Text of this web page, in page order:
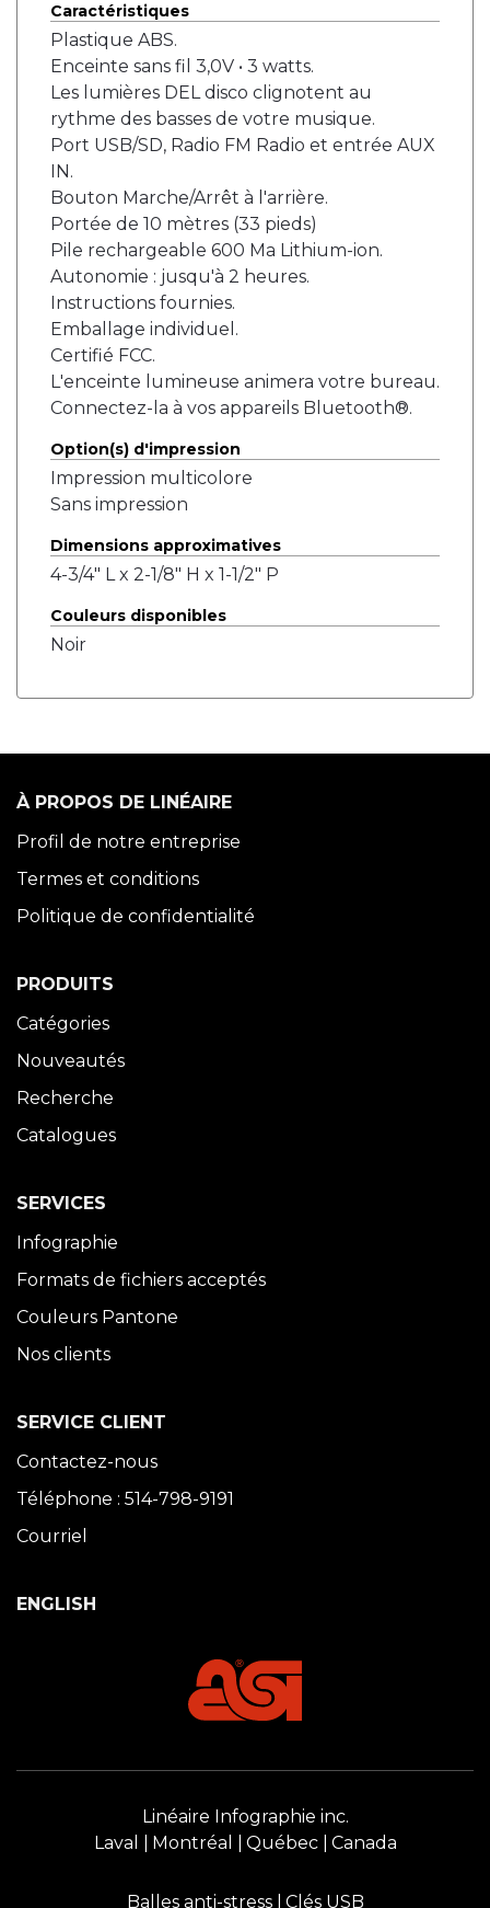
Caractéristiques
Plastique ABS.
Enceinte sans fil 3,0V • 3 watts.
Les lumières DEL disco clignotent au
rythme des basses de votre musique.
Port USB/SD, Radio FM Radio et entrée AUX
IN.
Bouton Marche/Arrêt à l'arrière.
Portée de 10 mètres (33 pieds)
Pile rechargeable 600 Ma Lithium-ion.
Autonomie : jusqu'à 2 heures.
Instructions fournies.
Emballage individuel.
Certifié FCC.
L'enceinte lumineuse animera votre bureau.
Connectez-la à vos appareils Bluetooth®.
Option(s) d'impression
Impression multicolore
Sans impression
Dimensions approximatives
4-3/4" L x 2-1/8" H x 1-1/2" P
Couleurs disponibles
Noir
À PROPOS DE LINÉAIRE
Profil de notre entreprise
Termes et conditions
Politique de confidentialité
PRODUITS
Catégories
Nouveautés
Recherche
Catalogues
SERVICES
Infographie
Formats de fichiers acceptés
Couleurs Pantone
Nos clients
SERVICE CLIENT
Contactez-nous
Téléphone : 514-798-9191
Courriel
ENGLISH
Linéaire Infographie inc.
Laval
Montréal Québec Canada
Balles anti-stress Clés USB